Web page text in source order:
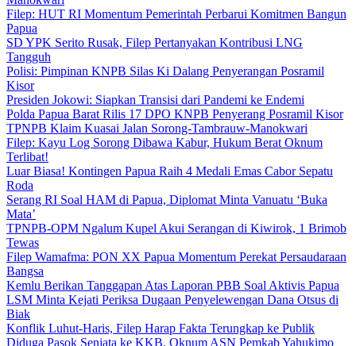
Filep: HUT RI Momentum Pemerintah Perbarui Komitmen Bangun
Papua
SD YPK Serito Rusak, Filep Pertanyakan Kontribusi LNG
Tangguh
Polisi: Pimpinan KNPB Silas Ki Dalang Penyerangan Posramil
Kisor
Presiden Jokowi: Siapkan Transisi dari Pandemi ke Endemi
Polda Papua Barat Rilis 17 DPO KNPB Penyerang Posramil Kisor
TPNPB Klaim Kuasai Jalan Sorong-Tambrauw-Manokwari
Filep: Kayu Log Sorong Dibawa Kabur, Hukum Berat Oknum
Terlibat!
Luar Biasa! Kontingen Papua Raih 4 Medali Emas Cabor Sepatu
Roda
Serang RI Soal HAM di Papua, Diplomat Minta Vanuatu ‘Buka
Mata’
TPNPB-OPM Ngalum Kupel Akui Serangan di Kiwirok, 1 Brimob
Tewas
Filep Wamafma: PON XX Papua Momentum Perekat Persaudaraan
Bangsa
Kemlu Berikan Tanggapan Atas Laporan PBB Soal Aktivis Papua
LSM Minta Kejati Periksa Dugaan Penyelewengan Dana Otsus di
Biak
Konflik Luhut-Haris, Filep Harap Fakta Terungkap ke Publik
Diduga Pasok Senjata ke KKB, Oknum ASN Pemkab Yahukimo